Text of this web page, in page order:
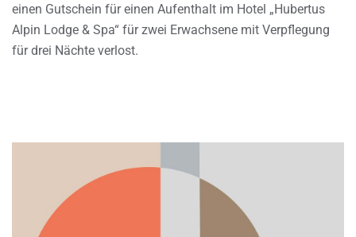
einen Gutschein für einen Aufenthalt im Hotel „Hubertus
Alpin Lodge & Spa“ für zwei Erwachsene mit Verpflegung
für drei Nächte verlost.